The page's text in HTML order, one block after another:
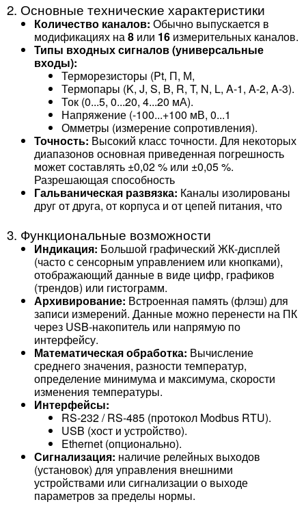
2. Основные технические характеристики
Количество каналов: Обычно выпускается в
модификациях на8 или 16 измерительных каналов.
Типы входных сигналов (универсальные
входы):
Терморезисторы (Pt, П, М,
Термопары (K, J, S, B, R, T, N, L, A-1, A-2, A-3).
Ток (0...5, 0...20, 4...20 мА).
Напряжение (-100...+100 мВ, 0...1
Омметры (измерение сопротивления).
Точность: Высокий класс точности. Для некоторых
диапазонов основная приведенная погрешность
может составлять ±0,02 % или ±0,05 %.
Разрешающая способность
Гальваническая развязка: Каналы изолированы
друг от друга, от корпуса и от цепей питания, что
3. Функциональные возможности
Индикация: Большой графический ЖК-дисплей
(часто с сенсорным управлением или кнопками),
отображающий данные в виде цифр, графиков
(трендов) или гистограмм.
Архивирование: Встроенная память (флэш) для
записи измерений. Данные можно перенести на ПК
через USB-накопитель или напрямую по
интерфейсу.
Математическая обработка: Вычисление
среднего значения, разности температур,
определение минимума и максимума, скорости
изменения температуры.
Интерфейсы:
RS-232 / RS-485 (протокол Modbus RTU).
USB (хост и устройство).
Ethernet (опционально).
Сигнализация: наличие релейных выходов
(установок) для управления внешними
устройствами или сигнализации о выходе
параметров за пределы нормы.